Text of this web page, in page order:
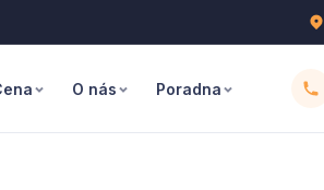
O nás Poradna